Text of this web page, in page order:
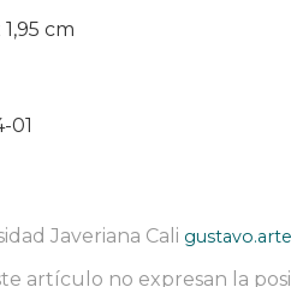
cm
01
Javeriana Cali
artículo no expresan la